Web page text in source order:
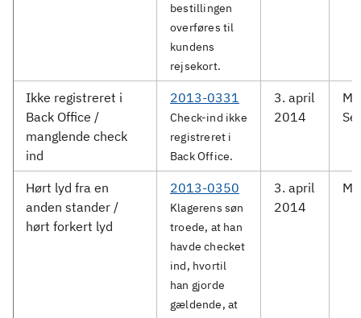
bestillingen
overføres til
kundens
rejsekort.
Ikke registreret i
Back Office /
manglende check
ind
2013-0331
Check-ind ikke
registreret i
Back Office.
3. april
2014
Hørt lyd fra en
anden stander /
hørt forkert lyd
2013-0350
Klagerens søn
troede, at han
havde checket
ind, hvortil
han gjorde
gældende, at
3. april
2014